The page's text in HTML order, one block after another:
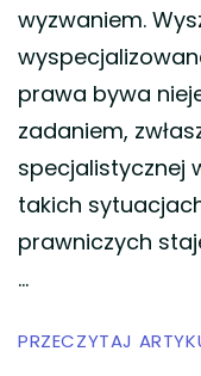
wyzwaniem.
prawa bywa
zadaniem,
specjalistycznej
takich
prawniczych
…
PRZECZYTAJ